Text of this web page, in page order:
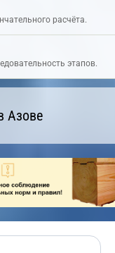
расчёта.
этапов.
Азове